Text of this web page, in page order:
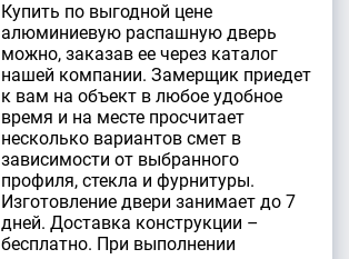
Купить по выгодной цене
алюминиевую распашную дверь
можно, заказав ее через каталог
нашей компании. Замерщик приедет
к вам на объект в любое удобное
время и на месте просчитает
несколько вариантов смет в
зависимости от выбранного
профиля, стекла и фурнитуры.
Изготовление двери занимает до 7
дней. Доставка конструкции –
бесплатно. При выполнении